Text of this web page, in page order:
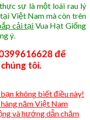
sự là một loài rau lý
Việt Nam mà còn trên
cải tại Vua Hạt Giống
ý.
để
tôi.
không biết điều này!
năm Việt Nam
và hướng dẫn chăm